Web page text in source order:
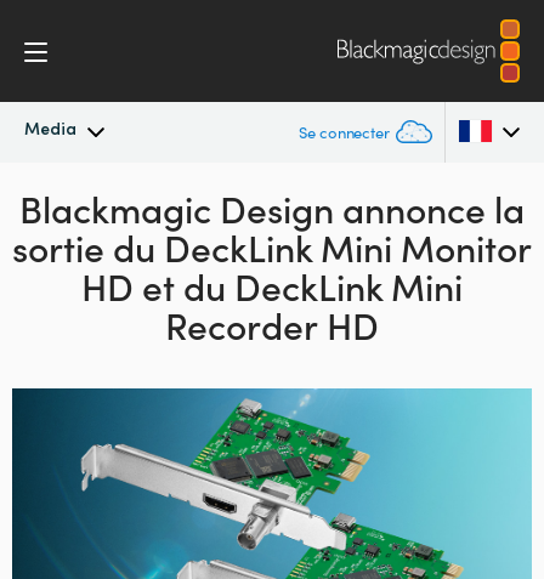
Media Se connecter
Actualités
Archives de presse
Argentina
Australia
Austria
China
Finland
Blackmagic Design annonce la
sortie du DeckLink Mini Monitor
HD et du DeckLink Mini
Recorder HD